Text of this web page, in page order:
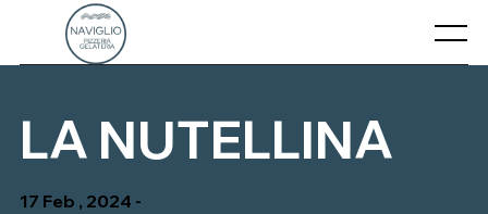
content
Menu
CONTATTI
IL NOSTRO MENU’
LA NUTELLINA
17 Feb , 2024 -